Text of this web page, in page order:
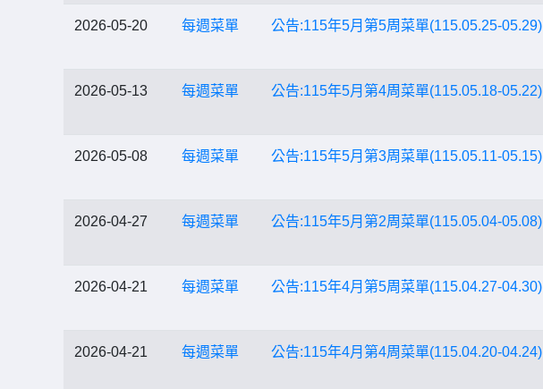
2026-05-20 每週菜單 公告:115年5月第5周菜單(115.05.25-05.29)
2026-05-13 每週菜單 公告:115年5月第4周菜單(115.05.18-05.22)
2026-05-08 每週菜單 公告:115年5月第3周菜單(115.05.11-05.15)
2026-04-27 每週菜單 公告:115年5月第2周菜單(115.05.04-05.08)
2026-04-21 每週菜單 公告:115年4月第5周菜單(115.04.27-04.30)
2026-04-21 每週菜單 公告:115年4月第4周菜單(115.04.20-04.24)